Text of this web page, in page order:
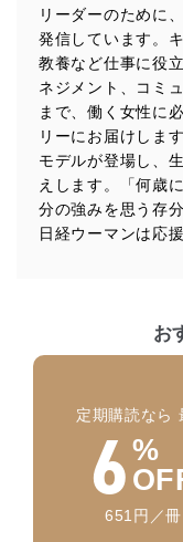
法令遵守
当社は、個人情
その他の規範を
に、これらの法
す。
個人情報の安全管
当社は、個人情
に、下記セキュ
施し、個人情報
個人デー
機器を取
の不要な
アクセス者の識
機器に標準
ーザーアカ
ベース等を
者を識別・
リーダーのために
発信しています。
教養など仕事に役
ネジメント、コミ
まで、働く女性に
リーにお届けしま
モデルが登場し、
えします。「何歳
分の強みを思う存
日経ウーマンは応
お
定期購読なら
6 %
651円／冊